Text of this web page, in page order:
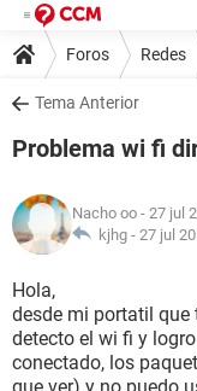
Foros Redes
Tema Anterior
Problema wi fi
Nacho oo - 27 jul
kjhg - 27 jul
Hola,
desde mi portatil que
detecto el wi fi y
conectado, los